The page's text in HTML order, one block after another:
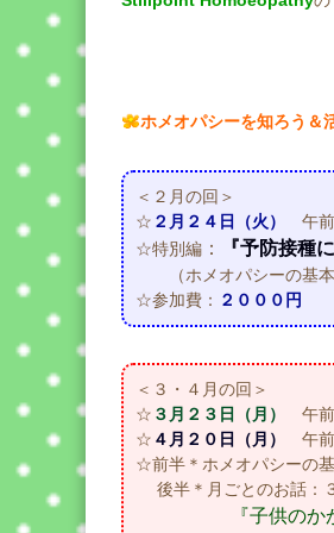
ホメオパシーを知ろう＆
＜２月の回＞
☆ ２月２４日（火）
午前
☆特別編 ： 『予防接種
（ホメオパシーの基本
☆参加費： ２０００円
＜３・４月の回＞
☆ ３月２３日（月）
午前
☆ ４月２０日（月）
午前
☆前半＊ホメオパシーの
後半＊月ごとのお話：
『子供のかかる